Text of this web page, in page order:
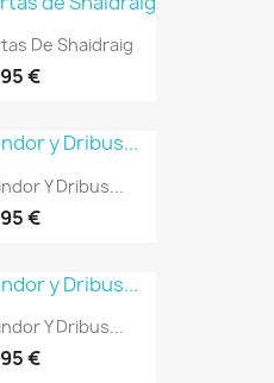
De Shaidraig
€
Y Dribus...
€
Y Dribus...
€